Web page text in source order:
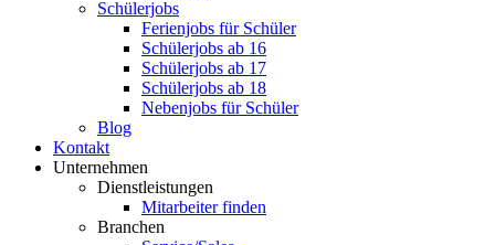
Schülerjobs
Ferienjobs für Schüler
Schülerjobs ab 16
Schülerjobs ab 17
Schülerjobs ab 18
Nebenjobs für Schüler
Blog
Kontakt
Unternehmen
Dienstleistungen
Mitarbeiter finden
Branchen